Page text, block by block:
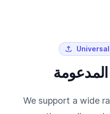
المدعومة
We support a wide